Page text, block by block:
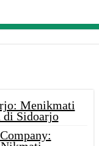
Menikmati
di Sidoarjo